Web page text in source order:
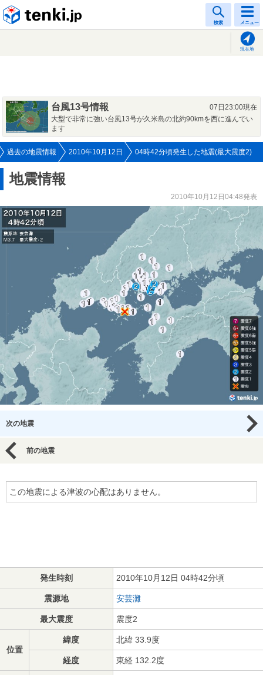
検索 メニュー
現在地
台風13号情報
07日23:00現在
大型で非常に強い台風13号が久米島の北約90kmを西に進んでい
ます
過去の地震情報 2010年10月12日 04時42分頃発生した地震(最大震度2)
地震情報
2010年10月12日04:48発表
次の地震
前の地震
この地震による津波の心配はありません。
発生時刻 2010年10月12日 04時42分頃
震源地 安芸灘
最大震度 震度2
位置
緯度 北緯 33.9度
経度 東経 132.2度